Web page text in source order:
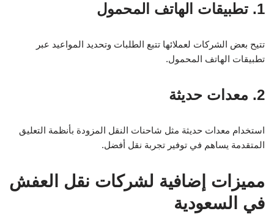
1. تطبيقات الهاتف المحمول
تتيح بعض الشركات لعملائها تتبع الطلبات وتحديد المواعيد عبر
تطبيقات الهاتف المحمول.
2. معدات حديثة
استخدام معدات حديثة مثل شاحنات النقل المزودة بأنظمة التعليق
المتقدمة يساهم في توفير تجربة نقل أفضل.
مميزات إضافية لشركات نقل العفش
في السعودية